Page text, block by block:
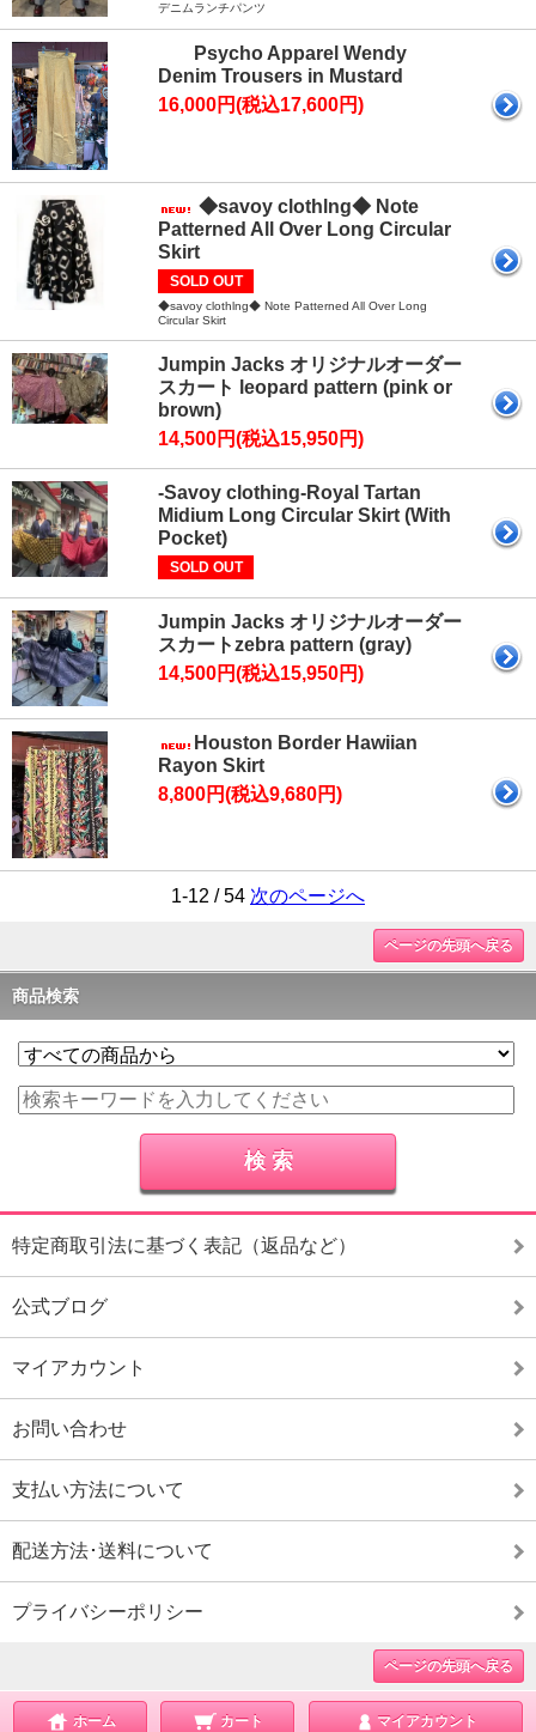
デニムランチパンツ
Psycho Apparel Wendy
Denim Trousers in Mustard
16,000円(税込17,600円)
◆savoy clothlng◆ Note
Patterned All Over Long Circular
Skirt
SOLD OUT
◆savoy clothlng◆ Note Patterned All Over Long
Circular Skirt
Jumpin Jacks オリジナルオーダー
スカート leopard pattern (pink or
brown)
14,500円(税込15,950円)
-Savoy clothing-Royal Tartan
Midium Long Circular Skirt (With
Pocket)
SOLD OUT
Jumpin Jacks オリジナルオーダー
スカートzebra pattern (gray)
14,500円(税込15,950円)
Houston Border Hawiian
Rayon Skirt
8,800円(税込9,680円)
1-12 / 54 次のページへ
ページの先頭へ戻る
商品検索
特定商取引法に基づく表記（返品など）
公式ブログ
マイアカウント
お問い合わせ
支払い方法について
配送方法･送料について
プライバシーポリシー
ページの先頭へ戻る
ホーム カート マイアカウント